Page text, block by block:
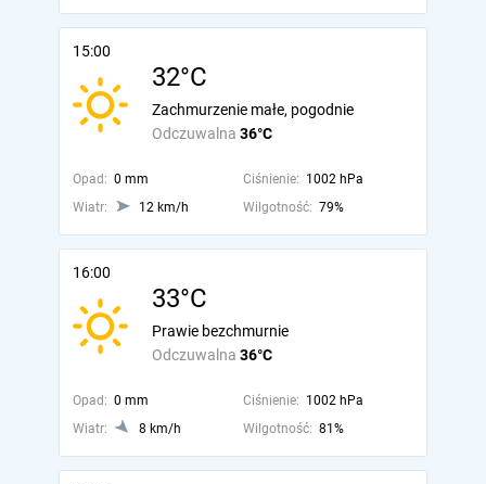
15:00
32°C
Odczuwalna 36°C
Zachmurzenie małe, pogodnie
Opad: 0 mm Ciśnienie: 1002 hPa
Wiatr:
12 km/h Wilgotność: 79%
16:00
33°C
Odczuwalna 36°C
Prawie bezchmurnie
Opad: 0 mm Ciśnienie: 1002 hPa
Wiatr:
8 km/h Wilgotność: 81%